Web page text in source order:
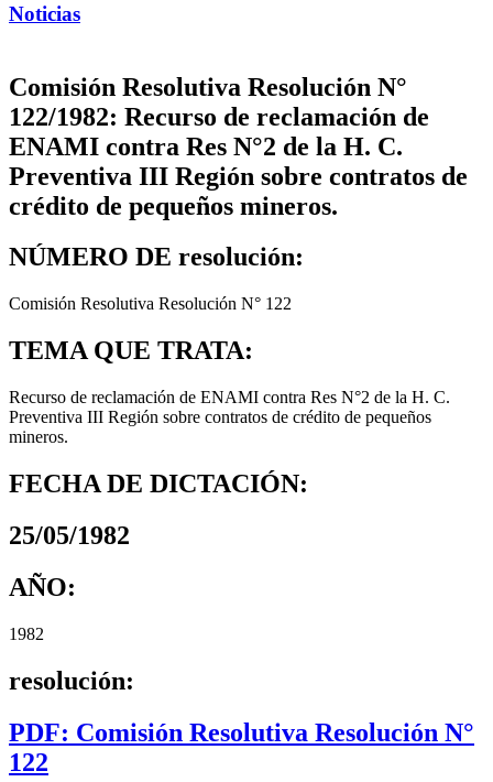
Noticias
Comisión Resolutiva Resolución N°
122/1982: Recurso de reclamación de
ENAMI contra Res N°2 de la H. C.
Preventiva III Región sobre contratos de
crédito de pequeños mineros.
NÚMERO DE resolución:
Comisión Resolutiva Resolución N° 122
TEMA QUE TRATA:
Recurso de reclamación de ENAMI contra Res N°2 de la H. C.
Preventiva III Región sobre contratos de crédito de pequeños
mineros.
FECHA DE DICTACIÓN:
25/05/1982
AÑO:
1982
resolución:
PDF: Comisión Resolutiva Resolución N°
122